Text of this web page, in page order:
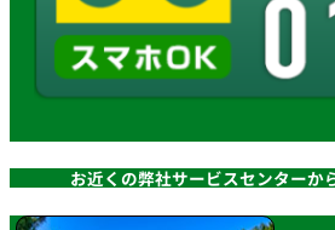
お近くの弊社サービスセンターか